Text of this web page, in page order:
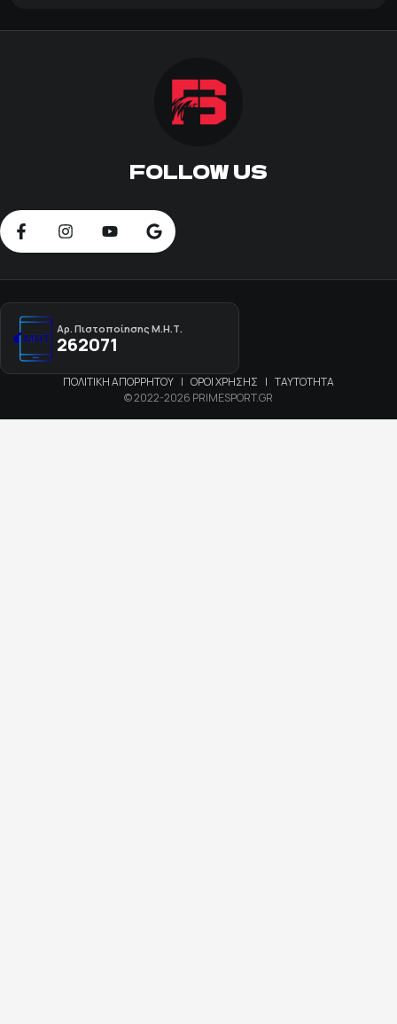
FOLLOW US
Αρ. Πιστοποίησης Μ.Η.Τ.
262071
ΠΟΛΙΤΙΚΗ ΑΠΟΡΡΗΤΟΥ | ΟΡΟΙ ΧΡΗΣΗΣ | ΤΑΥΤΟΤΗΤΑ
© 2022-2026 PRIMESPORT.GR